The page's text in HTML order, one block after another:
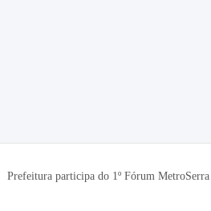
Prefeitura participa do 1º Fórum